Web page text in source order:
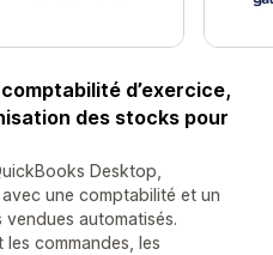
d’exercice,
des stocks pour
Desktop,
une comptabilité et un
automatisés.
commandes, les